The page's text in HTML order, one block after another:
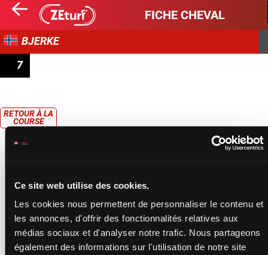
Ce site web utilise des cookies.
Les cookies nous permettent de personnaliser le contenu et
les annonces, d'offrir des fonctionnalités relatives aux
médias sociaux et d'analyser notre trafic. Nous partageons
également des informations sur l'utilisation de notre site
FICHE CHEVAL
BJERKE
7
RETOUR À LA
COURSE